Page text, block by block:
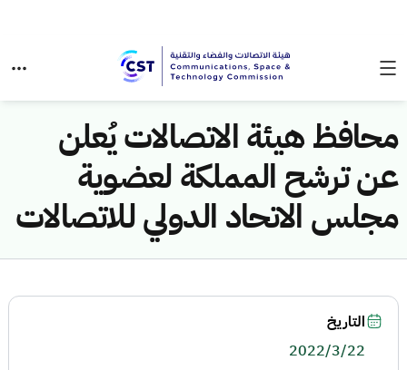
محافظ هيئة الاتصالات يُعلن
عن ترشح المملكة لعضوية
مجلس الاتحاد الدولي للاتصالات
التاريخ
2022/3/22